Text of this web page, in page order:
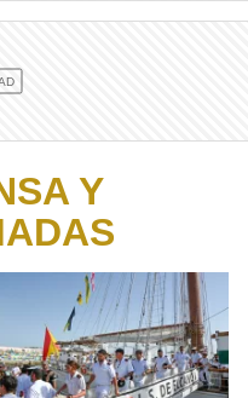
Y